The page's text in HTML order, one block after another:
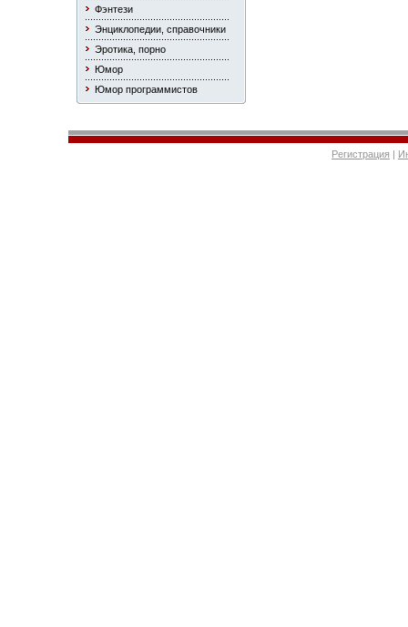
Фэнтези
Энциклопедии, справочники
Эротика, порно
Юмор
Юмор программистов
Регистрация |